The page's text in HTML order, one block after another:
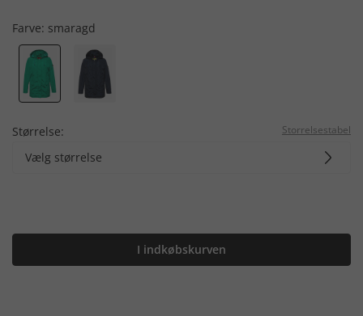
Farve: smaragd
Størrelse: Storrelsestabel
Vælg størrelse
I indkøbskurven